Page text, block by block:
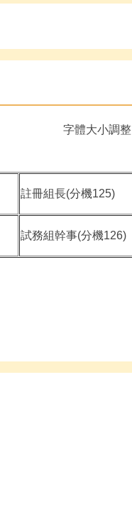
字體大小調整
註冊組長(分機125)
試務組幹事(分機126)